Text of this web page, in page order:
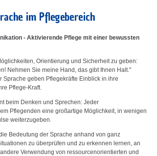
im Pflegebereich
- Aktivierende Pflege mit einer bewussten
Orientierung und Sicherheit zu geben:
Nehmen Sie meine Hand, das gibt Ihnen Halt."
Sprache geben Pflegekräfte Einblick in ihre
Pflege-Kraft.
beim Denken und Sprechen: Jeder
Pflegenden eine großartige Möglichkeit, in wenigen
weiterzugeben.
Bedeutung der Sprache anhand von ganz
zu überprüfen und zu erkennen lernen, an
Verwendung von ressourcenorientierten und